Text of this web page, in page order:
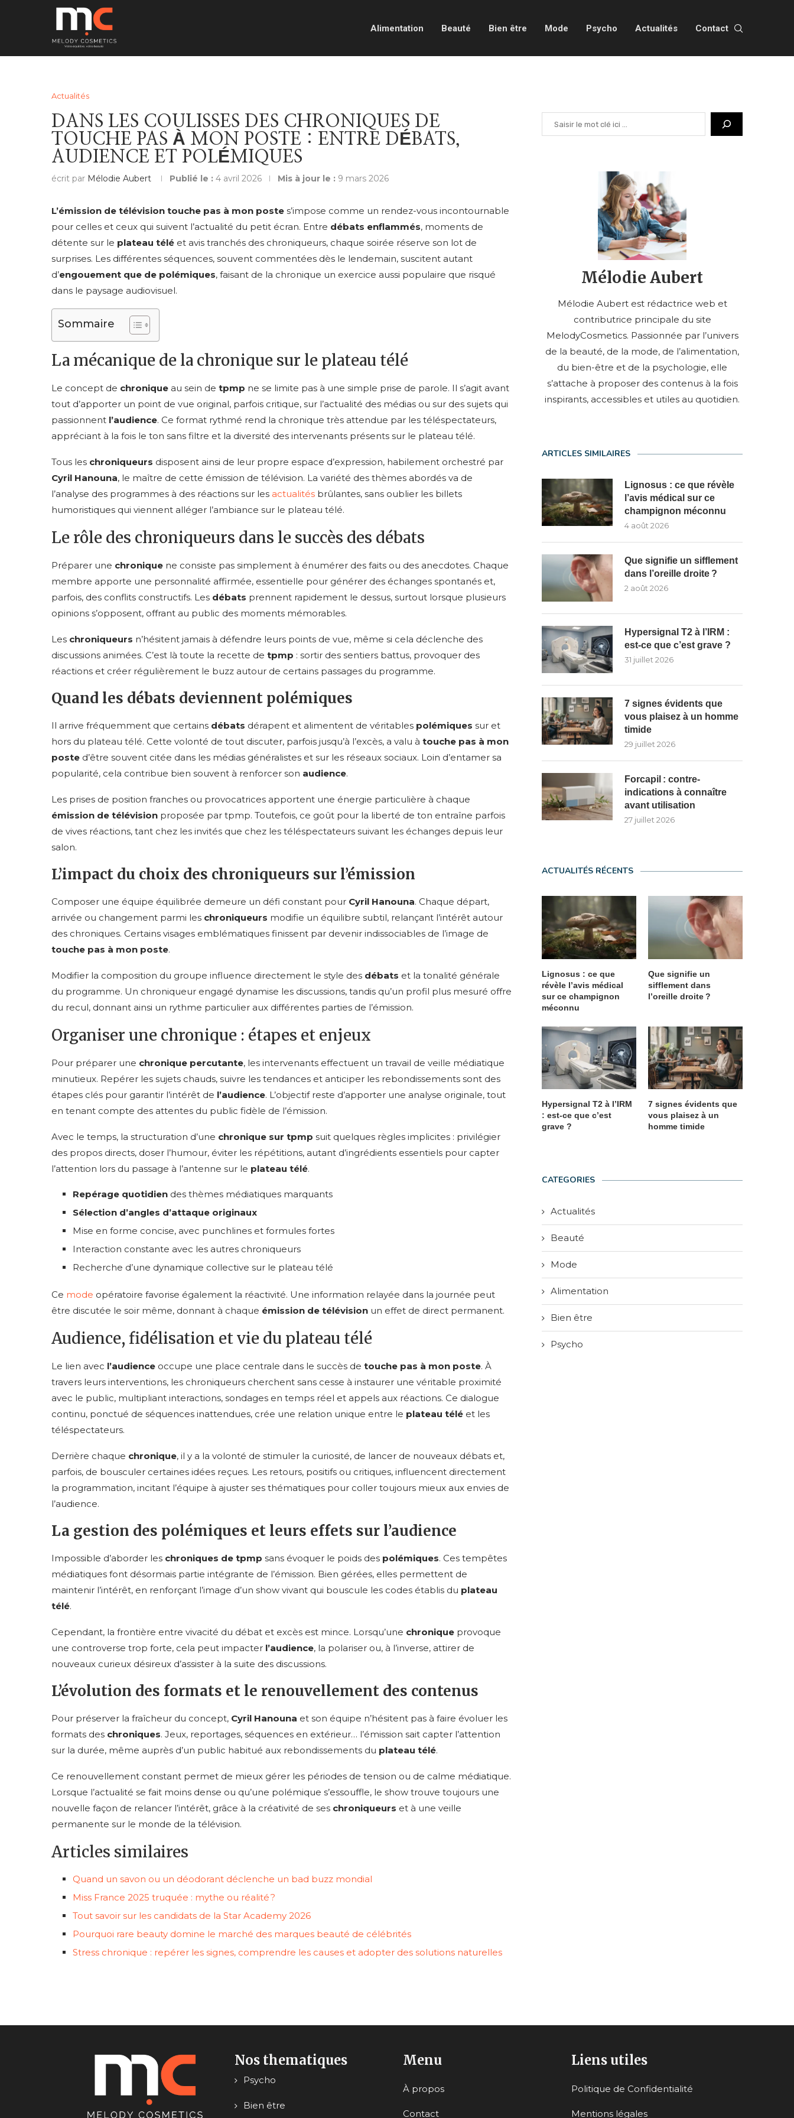
Alimentation Beauté Bien être Mode Psycho Actualités Contact
Actualités
DANS LES COULISSES DES CHRONIQUES DE
TOUCHE PAS À MON POSTE : ENTRE DÉBATS,
AUDIENCE ET POLÉMIQUES
écrit par Mélodie Aubert Publié le : 4 avril 2026 Mis à jour le : 9 mars 2026
L’émission de télévision touche pas à mon poste s’impose comme un rendez-vous incontournable
pour celles et ceux qui suivent l’actualité du petit écran. Entre débats enflammés, moments de
détente sur le plateau télé et avis tranchés des chroniqueurs, chaque soirée réserve son lot de
surprises. Les différentes séquences, souvent commentées dès le lendemain, suscitent autant
d’engouement que de polémiques, faisant de la chronique un exercice aussi populaire que risqué
dans le paysage audiovisuel.
Sommaire
La mécanique de la chronique sur le plateau télé
Le concept de chronique au sein de tpmp ne se limite pas à une simple prise de parole. Il s’agit avant
tout d’apporter un point de vue original, parfois critique, sur l’actualité des médias ou sur des sujets qui
passionnent l’audience. Ce format rythmé rend la chronique très attendue par les téléspectateurs,
appréciant à la fois le ton sans filtre et la diversité des intervenants présents sur le plateau télé.
Tous les chroniqueurs disposent ainsi de leur propre espace d’expression, habilement orchestré par
Cyril Hanouna, le maître de cette émission de télévision. La variété des thèmes abordés va de
l’analyse des programmes à des réactions sur les actualités brûlantes, sans oublier les billets
humoristiques qui viennent alléger l’ambiance sur le plateau télé.
Le rôle des chroniqueurs dans le succès des débats
Préparer une chronique ne consiste pas simplement à énumérer des faits ou des anecdotes. Chaque
membre apporte une personnalité affirmée, essentielle pour générer des échanges spontanés et,
parfois, des conflits constructifs. Les débats prennent rapidement le dessus, surtout lorsque plusieurs
opinions s’opposent, offrant au public des moments mémorables.
Les chroniqueurs n’hésitent jamais à défendre leurs points de vue, même si cela déclenche des
discussions animées. C’est là toute la recette de tpmp : sortir des sentiers battus, provoquer des
réactions et créer régulièrement le buzz autour de certains passages du programme.
Quand les débats deviennent polémiques
Il arrive fréquemment que certains débats dérapent et alimentent de véritables polémiques sur et
hors du plateau télé. Cette volonté de tout discuter, parfois jusqu’à l’excès, a valu à touche pas à mon
poste d’être souvent citée dans les médias généralistes et sur les réseaux sociaux. Loin d’entamer sa
popularité, cela contribue bien souvent à renforcer son audience.
Les prises de position franches ou provocatrices apportent une énergie particulière à chaque
émission de télévision proposée par tpmp. Toutefois, ce goût pour la liberté de ton entraîne parfois
de vives réactions, tant chez les invités que chez les téléspectateurs suivant les échanges depuis leur
salon.
L’impact du choix des chroniqueurs sur l’émission
Composer une équipe équilibrée demeure un défi constant pour Cyril Hanouna. Chaque départ,
arrivée ou changement parmi les chroniqueurs modifie un équilibre subtil, relançant l’intérêt autour
des chroniques. Certains visages emblématiques finissent par devenir indissociables de l’image de
touche pas à mon poste.
Modifier la composition du groupe influence directement le style des débats et la tonalité générale
du programme. Un chroniqueur engagé dynamise les discussions, tandis qu’un profil plus mesuré offre
du recul, donnant ainsi un rythme particulier aux différentes parties de l’émission.
Organiser une chronique : étapes et enjeux
Pour préparer une chronique percutante, les intervenants effectuent un travail de veille médiatique
minutieux. Repérer les sujets chauds, suivre les tendances et anticiper les rebondissements sont des
étapes clés pour garantir l’intérêt de l’audience. L’objectif reste d’apporter une analyse originale, tout
en tenant compte des attentes du public fidèle de l’émission.
Avec le temps, la structuration d’une chronique sur tpmp suit quelques règles implicites : privilégier
des propos directs, doser l’humour, éviter les répétitions, autant d’ingrédients essentiels pour capter
l’attention lors du passage à l’antenne sur le plateau télé.
Repérage quotidien des thèmes médiatiques marquants
Sélection d’angles d’attaque originaux
Mise en forme concise, avec punchlines et formules fortes
Interaction constante avec les autres chroniqueurs
Recherche d’une dynamique collective sur le plateau télé
Ce mode opératoire favorise également la réactivité. Une information relayée dans la journée peut
être discutée le soir même, donnant à chaque émission de télévision un effet de direct permanent.
Audience, fidélisation et vie du plateau télé
Le lien avec l’audience occupe une place centrale dans le succès de touche pas à mon poste. À
travers leurs interventions, les chroniqueurs cherchent sans cesse à instaurer une véritable proximité
avec le public, multipliant interactions, sondages en temps réel et appels aux réactions. Ce dialogue
continu, ponctué de séquences inattendues, crée une relation unique entre le plateau télé et les
téléspectateurs.
Derrière chaque chronique, il y a la volonté de stimuler la curiosité, de lancer de nouveaux débats et,
parfois, de bousculer certaines idées reçues. Les retours, positifs ou critiques, influencent directement
la programmation, incitant l’équipe à ajuster ses thématiques pour coller toujours mieux aux envies de
l’audience.
La gestion des polémiques et leurs effets sur l’audience
Impossible d’aborder les chroniques de tpmp sans évoquer le poids des polémiques. Ces tempêtes
médiatiques font désormais partie intégrante de l’émission. Bien gérées, elles permettent de
maintenir l’intérêt, en renforçant l’image d’un show vivant qui bouscule les codes établis du plateau
télé.
Cependant, la frontière entre vivacité du débat et excès est mince. Lorsqu’une chronique provoque
une controverse trop forte, cela peut impacter l’audience, la polariser ou, à l’inverse, attirer de
nouveaux curieux désireux d’assister à la suite des discussions.
L’évolution des formats et le renouvellement des contenus
Pour préserver la fraîcheur du concept, Cyril Hanouna et son équipe n’hésitent pas à faire évoluer les
formats des chroniques. Jeux, reportages, séquences en extérieur… l’émission sait capter l’attention
sur la durée, même auprès d’un public habitué aux rebondissements du plateau télé.
Ce renouvellement constant permet de mieux gérer les périodes de tension ou de calme médiatique.
Lorsque l’actualité se fait moins dense ou qu’une polémique s’essouffle, le show trouve toujours une
nouvelle façon de relancer l’intérêt, grâce à la créativité de ses chroniqueurs et à une veille
permanente sur le monde de la télévision.
Articles similaires
Quand un savon ou un déodorant déclenche un bad buzz mondial
Miss France 2025 truquée : mythe ou réalité ?
Tout savoir sur les candidats de la Star Academy 2026
Pourquoi rare beauty domine le marché des marques beauté de célébrités
Stress chronique : repérer les signes, comprendre les causes et adopter des solutions naturelles
Mélodie Aubert
Mélodie Aubert est rédactrice web et
contributrice principale du site
MelodyCosmetics. Passionnée par l’univers
de la beauté, de la mode, de l’alimentation,
du bien-être et de la psychologie, elle
s’attache à proposer des contenus à la fois
inspirants, accessibles et utiles au quotidien.
ARTICLES SIMILAIRES
Lignosus : ce que révèle
l’avis médical sur ce
champignon méconnu
4 août 2026
Que signifie un sifflement
dans l’oreille droite ?
2 août 2026
Hypersignal T2 à l’IRM :
est-ce que c’est grave ?
31 juillet 2026
7 signes évidents que
vous plaisez à un homme
timide
29 juillet 2026
Forcapil : contre-
indications à connaître
avant utilisation
27 juillet 2026
ACTUALITÉS RÉCENTS
Lignosus : ce que
révèle l’avis médical
sur ce champignon
méconnu
Que signifie un
sifflement dans
l’oreille droite ?
Hypersignal T2 à l’IRM
: est-ce que c’est
grave ?
7 signes évidents que
vous plaisez à un
homme timide
CATEGORIES
Actualités
Beauté
Mode
Alimentation
Bien être
Psycho
Nos thematiques
Psycho
Bien être
Menu
À propos
Contact
Liens utiles
Politique de Confidentialité
Mentions légales